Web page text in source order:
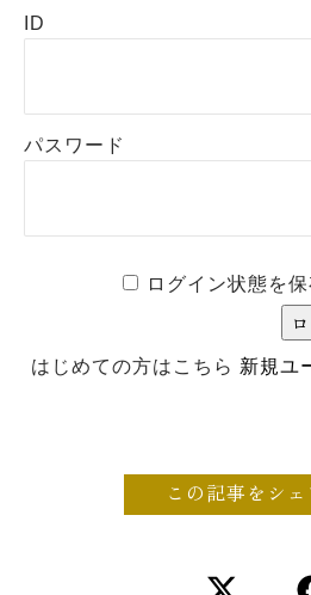
ID
パスワード
ログイン状態を
はじめての方はこちら 新規ユ
この記事をシ